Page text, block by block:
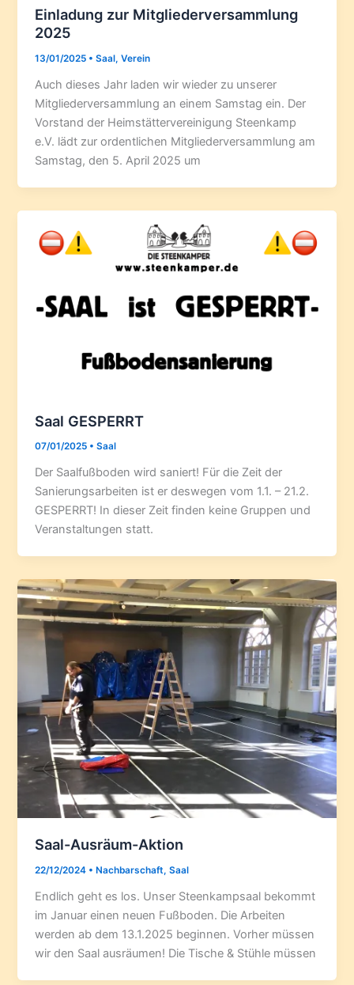
Einladung zur Mitgliederversammlung
2025
13/01/2025 •Saal,Verein
Auch dieses Jahr laden wir wieder zu unserer
Mitgliederversammlung an einem Samstag ein. Der
Vorstand der Heimstättervereinigung Steenkamp
e.V. lädt zur ordentlichen Mitgliederversammlung am
Samstag, den 5. April 2025 um
Saal GESPERRT
07/01/2025 •Saal
Der Saalfußboden wird saniert! Für die Zeit der
Sanierungsarbeiten ist er deswegen vom 1.1. – 21.2.
GESPERRT! In dieser Zeit finden keine Gruppen und
Veranstaltungen statt.
Saal-Ausräum-Aktion
22/12/2024 •Nachbarschaft,Saal
Endlich geht es los. Unser Steenkampsaal bekommt
im Januar einen neuen Fußboden. Die Arbeiten
werden ab dem 13.1.2025 beginnen. Vorher müssen
wir den Saal ausräumen! Die Tische & Stühle müssen